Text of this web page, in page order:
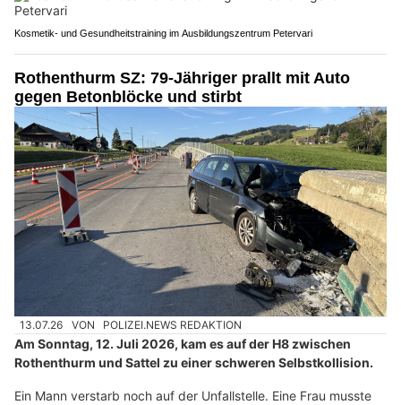
Kosmetik- und Gesundheitstraining im Ausbildungszentrum Petervari
Rothenthurm SZ: 79-Jähriger prallt mit Auto
gegen Betonblöcke und stirbt
13.07.26 VON POLIZEI.NEWS REDAKTION
Am Sonntag, 12. Juli 2026, kam es auf der H8 zwischen
Rothenthurm und Sattel zu einer schweren Selbstkollision.
Ein Mann verstarb noch auf der Unfallstelle. Eine Frau musste